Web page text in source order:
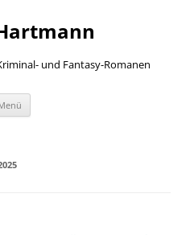
und Fantasy-Romanen